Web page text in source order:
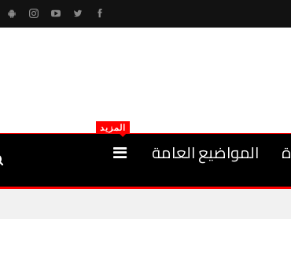
المواضيع العامة
المزيد